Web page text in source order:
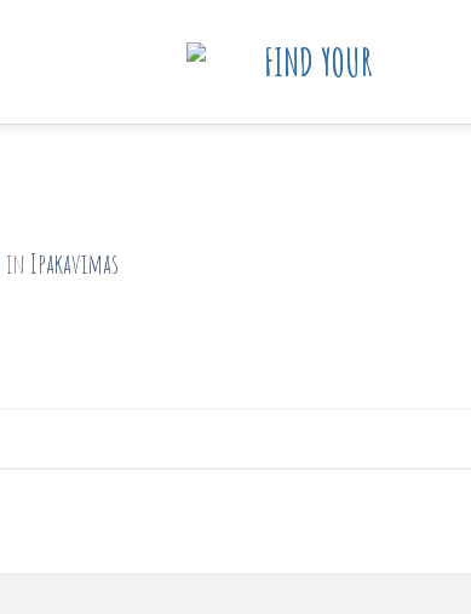
in Ipakavimas